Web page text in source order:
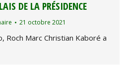
DE LA PRÉSIDENCE
21 octobre 2021
Roch Marc Christian Kaboré a